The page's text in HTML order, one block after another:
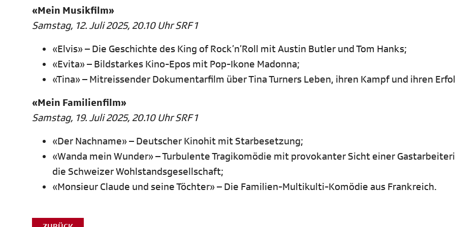
«Mein Musikfilm»
Samstag, 12. Juli 2025, 20.10 Uhr SRF 1
«Elvis» – Die Geschichte des King of Rock’n’Roll mit Austin Butler und Tom Hanks;
«Evita» – Bildstarkes Kino-Epos mit Pop-Ikone Madonna;
«Tina» – Mitreissender Dokumentarfilm über Tina Turners Leben, ihren Kampf und ihren
«Mein Familienfilm»
Samstag, 19. Juli 2025, 20.10 Uhr SRF 1
«Der Nachname» – Deutscher Kinohit mit Starbesetzung;
«Wanda mein Wunder» – Turbulente Tragikomödie mit provokanter Sicht einer
die Schweizer Wohlstandsgesellschaft;
«Monsieur Claude und seine Töchter» – Die Familien-Multikulti-Komödie aus Frankreich.